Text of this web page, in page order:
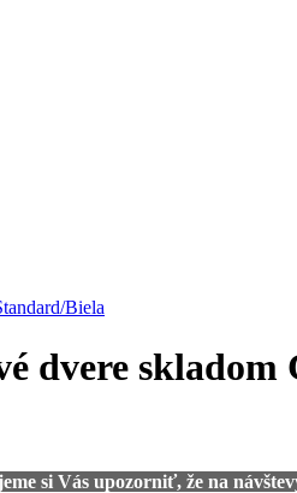
Biela
dvere skladom
si Vás upozorniť, že na